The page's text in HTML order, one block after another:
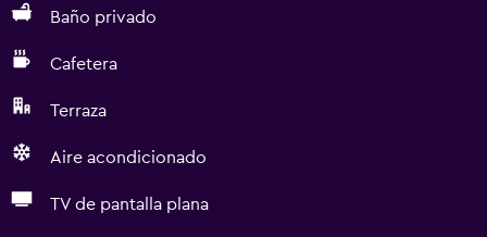
Baño privado
Cafetera
Terraza
Aire acondicionado
TV de pantalla plana